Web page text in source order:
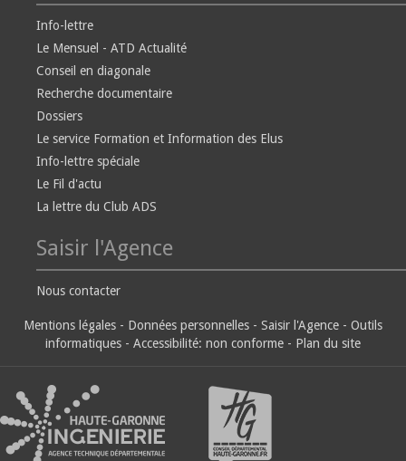
Info-lettre
Le Mensuel - ATD Actualité
Conseil en diagonale
Recherche documentaire
Dossiers
Le service Formation et Information des Elus
Info-lettre spéciale
Le Fil d'actu
La lettre du Club ADS
Saisir l'Agence
Nous contacter
Mentions légales - Données personnelles - Saisir l'Agence - Outils
informatiques - Accessibilité: non conforme - Plan du site